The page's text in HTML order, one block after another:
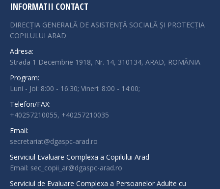
INFORMATII CONTACT
DIRECȚIA GENERALĂ DE ASISTENȚĂ SOCIALĂ ȘI PROTECȚIA
COPILULUI ARAD
Adresa:
Strada 1 Decembrie 1918, Nr. 14, 310134, ARAD, ROMÂNIA
Program:
Luni - Joi: 8:00 - 16:30; Vineri: 8:00 - 14:00;
Telefon/FAX:
+40257210055, +40257210035
Email:
secretariat@dgaspc-arad.ro
Serviciul Evaluare Complexa a Copilului Arad
Email: sec_copii_ar@dgaspc-arad.ro
Serviciul de Evaluare Complexa a Persoanelor Adulte cu